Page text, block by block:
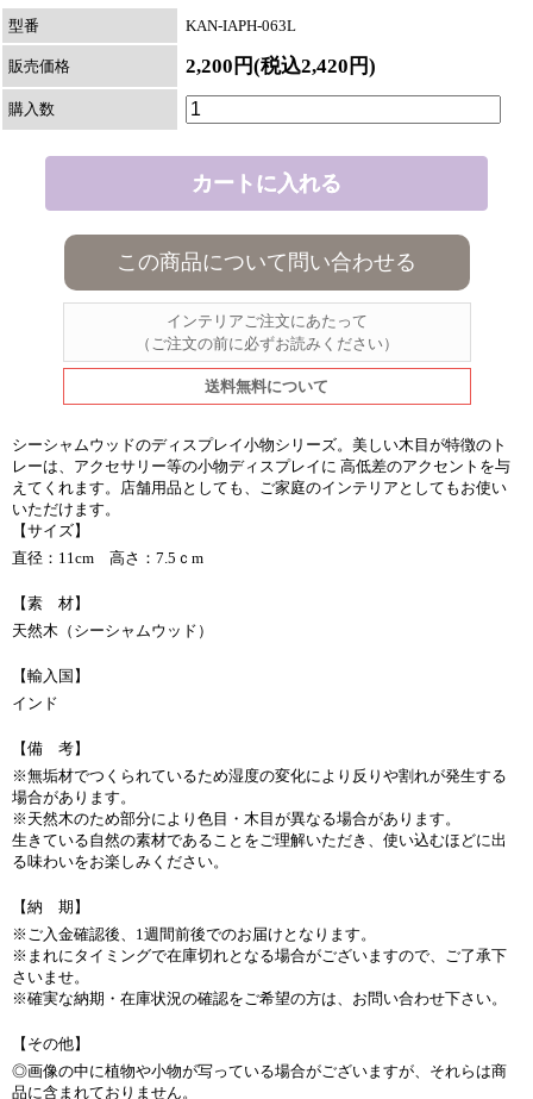
型番 KAN-IAPH-063L
販売価格 2,200円(税込2,420円)
購入数
この商品について問い合わせる
インテリアご注文にあたって
（ご注文の前に必ずお読みください）
送料無料について
シーシャムウッドのディスプレイ小物シリーズ。美しい木目が特徴のト
レーは、アクセサリー等の小物ディスプレイに 高低差のアクセントを与
えてくれます。店舗用品としても、ご家庭のインテリアとしてもお使い
いただけます。
【サイズ】
直径：11cm 高さ：7.5ｃm
【素 材】
天然木（シーシャムウッド）
【輸入国】
インド
【備 考】
※無垢材でつくられているため湿度の変化により反りや割れが発生する
場合があります。
※天然木のため部分により色目・木目が異なる場合があります。
生きている自然の素材であることをご理解いただき、使い込むほどに出
る味わいをお楽しみください。
【納 期】
※ご入金確認後、1週間前後でのお届けとなります。
※まれにタイミングで在庫切れとなる場合がございますので、ご了承下
さいませ。
※確実な納期・在庫状況の確認をご希望の方は、お問い合わせ下さい。
【その他】
◎画像の中に植物や小物が写っている場合がございますが、それらは商
品に含まれておりません。